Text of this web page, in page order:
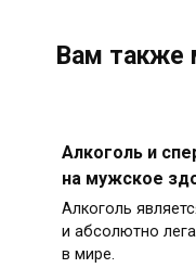
Вам также
Алкоголь и
на мужское
Алкоголь
и абсолютно
в мире.